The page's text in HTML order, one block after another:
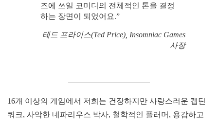
즈에 쓰일 코미디의 전체적인 톤을 결정
하는 장면이 되었어요.”
테드 프라이스(Ted Price), Insomniac Games
사장
16개 이상의 게임에서 저희는 건장하지만 사랑스러운 캡틴
쿼크, 사악한 네파리우스 박사, 철학적인 플러머, 용감하고